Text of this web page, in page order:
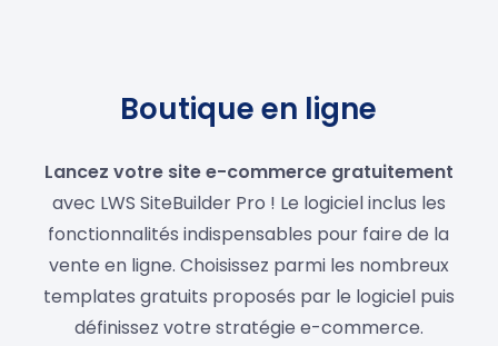
Boutique en ligne
Lancez votre site e-commerce gratuitement
avec LWS SiteBuilder Pro ! Le logiciel inclus les
fonctionnalités indispensables pour faire de la
vente en ligne. Choisissez parmi les nombreux
templates gratuits proposés par le logiciel puis
définissez votre stratégie e-commerce.